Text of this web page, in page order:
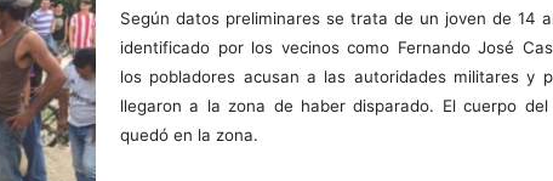
Según datos preliminares se trata de un joven de 14
identificado por los vecinos como Fernando José
los pobladores acusan a las autoridades militares y
llegaron a la zona de haber disparado. El cuerpo del
quedó en la zona.